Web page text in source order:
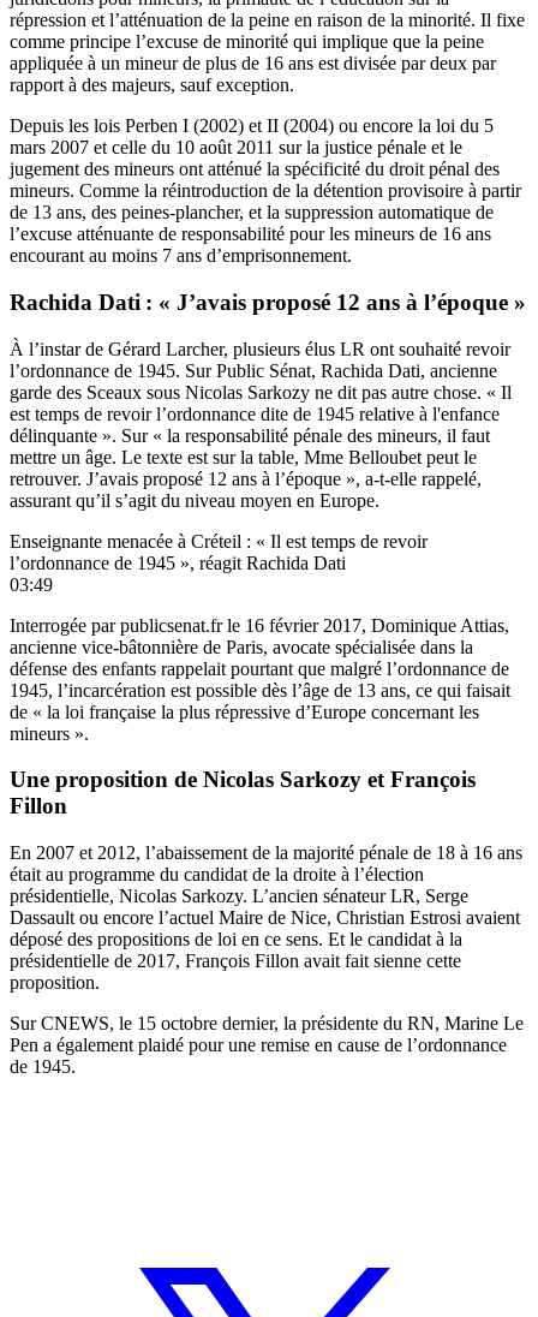
répression et l’atténuation de la peine en raison de la minorité. Il fixe
comme principe l’excuse de minorité qui implique que la peine
appliquée à un mineur de plus de 16 ans est divisée par deux par
rapport à des majeurs, sauf exception.
Depuis les lois Perben I (2002) et II (2004) ou encore la loi du 5
mars 2007 et celle du 10 août 2011 sur la justice pénale et le
jugement des mineurs ont atténué la spécificité du droit pénal des
mineurs. Comme la réintroduction de la détention provisoire à partir
de 13 ans, des peines-plancher, et la suppression automatique de
l’excuse atténuante de responsabilité pour les mineurs de 16 ans
encourant au moins 7 ans d’emprisonnement.
Rachida Dati : « J’avais proposé 12 ans à l’époque »
À l’instar de Gérard Larcher, plusieurs élus LR ont souhaité revoir
l’ordonnance de 1945. SurPublic Sénat, Rachida Dati, ancienne
garde des Sceaux sous Nicolas Sarkozy ne dit pas autre chose. « Il
est temps de revoir l’ordonnance dite de 1945 relative à l'enfance
délinquante ». Sur « la responsabilité pénale des mineurs, il faut
mettre un âge. Le texte est sur la table, Mme Belloubet peut le
retrouver. J’avais proposé 12 ans à l’époque », a-t-elle rappelé,
assurant qu’il s’agit du niveau moyen en Europe.
Enseignante menacée à Créteil : « Il est temps de revoir
l’ordonnance de 1945 », réagit Rachida Dati
03:49
Interrogée parpublicsenat.frle 16 février 2017, Dominique Attias,
ancienne vice-bâtonnière de Paris, avocate spécialisée dans la
défense des enfants rappelait pourtant que malgré l’ordonnance de
1945, l’incarcération est possible dès l’âge de 13 ans, ce qui faisait
de « la loi française la plus répressive d’Europe concernant les
mineurs ».
Une proposition de Nicolas Sarkozy et François
Fillon
En 2007 et 2012, l’abaissement de la majorité pénale de 18 à 16 ans
était au programme du candidat de la droite à l’élection
présidentielle, Nicolas Sarkozy. L’ancien sénateur LR, Serge
Dassault ou encore l’actuel Maire de Nice, Christian Estrosi avaient
déposé des propositions de loi en ce sens. Et le candidat à la
présidentielle de 2017, François Fillon avait fait sienne cette
proposition.
Sur CNEWS, le 15 octobre dernier, la présidente du RN, Marine Le
Pen a également plaidé pour une remise en cause de l’ordonnance
de 1945.